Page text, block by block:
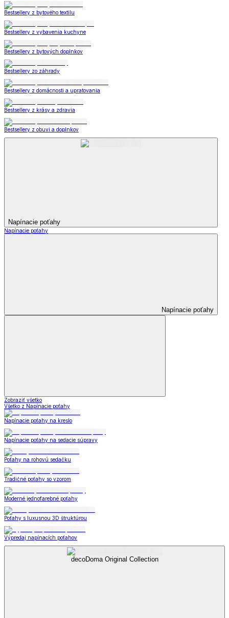
Bestsellery z bytového textilu
Bestsellery z vybavenia kuchyne
Bestsellery z bytových doplnkov
Bestsellery zo záhrady
Bestsellery z domácnosti a upratovania
Bestsellery z krásy a zdravia
Bestsellery z obuvi a doplnkov
Napínacie poťahy
Napínacie poťahy
Napínacie poťahy
Zobraziť všetko
Všetko z Napínacie poťahy
Napínacie poťahy na kreslo
Napínacie poťahy na sedacie súpravy
Poťahy na rohovú sedačku
Tradičné poťahy so vzorom
Moderné jednofarebné poťahy
Poťahy s luxusnou 3D štruktúrou
Výpredaj napínacích poťahov
decoDoma Original Collection